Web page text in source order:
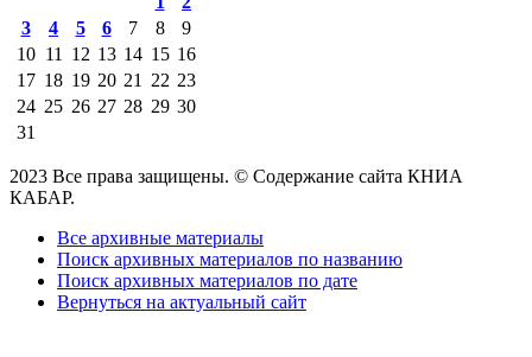
3
4 5 6 7 8
9
10 11 12 13 14 15 16
17 18 19 20 21 22 23
24 25 26 27 28 29 30
31
2023 Все права защищены. © Содержание сайта КНИА
КАБАР.
Все архивные материалы
Поиск архивных материалов по названию
Поиск архивных материалов по дате
Вернуться на актуальный сайт